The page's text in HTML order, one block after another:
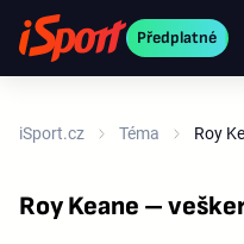
Předplatné
iSport.cz Téma Roy
Roy Keane –